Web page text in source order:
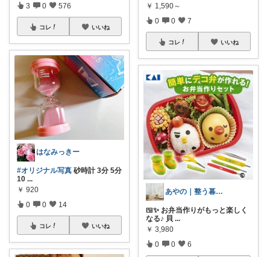
3 0 576
コレ いいね
はなみっきー
#オリジナル写真 砂時計 3分 5分
10 ...
￥ 920
0 0 14
コレ いいね
￥ 1,590～
0 0 7
コレ いいね
あやの｜整う暮らしROOM
🍱✨ お弁当作りがもっと楽しく
なる♪ 貝 ...
￥ 3,980
0 0 6